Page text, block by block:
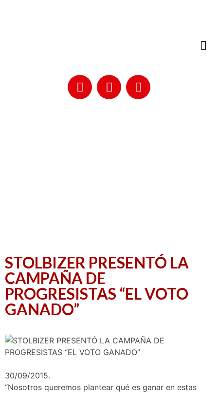
STOLBIZER PRESENTÓ LA
CAMPAÑA DE
PROGRESISTAS “EL VOTO
GANADO”
30/09/2015.
“Nosotros queremos plantear qué es ganar en estas